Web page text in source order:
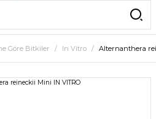
Göre Bitkiler In Vitro Alternanthera